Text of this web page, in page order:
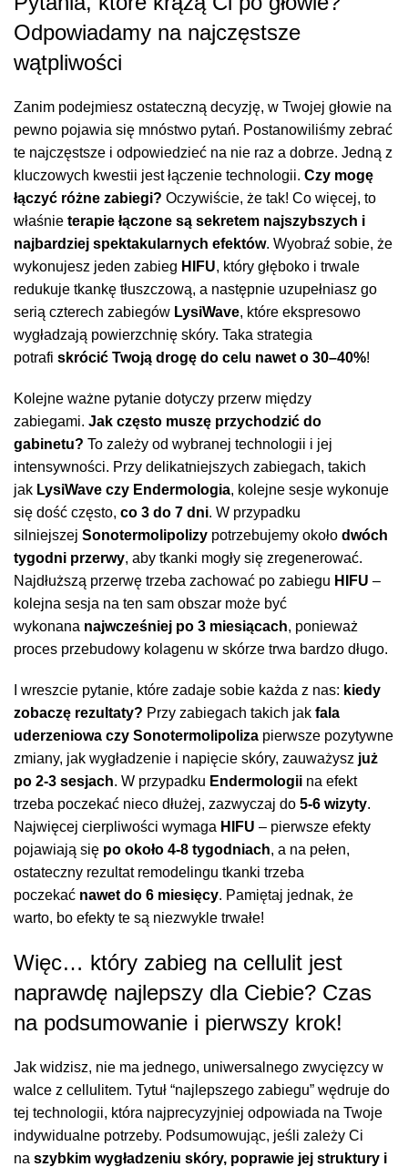
Odpowiadamy na najczęstsze
wątpliwości
Zanim podejmiesz ostateczną decyzję, w Twojej głowie na
pewno pojawia się mnóstwo pytań. Postanowiliśmy zebrać
te najczęstsze i odpowiedzieć na nie raz a dobrze. Jedną z
kluczowych kwestii jest łączenie technologii. Czy mogę
łączyć różne zabiegi? Oczywiście, że tak! Co więcej, to
właśnie terapie łączone są sekretem najszybszych i
najbardziej spektakularnych efektów. Wyobraź sobie, że
wykonujesz jeden zabieg HIFU, który głęboko i trwale
redukuje tkankę tłuszczową, a następnie uzupełniasz go
serią czterech zabiegów LysiWave, które ekspresowo
wygładzają powierzchnię skóry. Taka strategia
potrafi skrócić Twoją drogę do celu nawet o 30–40%!
Kolejne ważne pytanie dotyczy przerw między
zabiegami. Jak często muszę przychodzić do
gabinetu? To zależy od wybranej technologii i jej
intensywności. Przy delikatniejszych zabiegach, takich
jak LysiWave czy Endermologia, kolejne sesje wykonuje
się dość często, co 3 do 7 dni. W przypadku
silniejszej Sonotermolipolizy potrzebujemy około dwóch
tygodni przerwy, aby tkanki mogły się zregenerować.
Najdłuższą przerwę trzeba zachować po zabiegu HIFU –
kolejna sesja na ten sam obszar może być
wykonana najwcześniej po 3 miesiącach, ponieważ
proces przebudowy kolagenu w skórze trwa bardzo długo.
I wreszcie pytanie, które zadaje sobie każda z nas: kiedy
zobaczę rezultaty? Przy zabiegach takich jak fala
uderzeniowa czy Sonotermolipoliza pierwsze pozytywne
zmiany, jak wygładzenie i napięcie skóry, zauważysz już
po 2-3 sesjach. W przypadku Endermologii na efekt
trzeba poczekać nieco dłużej, zazwyczaj do 5-6 wizyty.
Najwięcej cierpliwości wymaga HIFU – pierwsze efekty
pojawiają się po około 4-8 tygodniach, a na pełen,
ostateczny rezultat remodelingu tkanki trzeba
poczekać nawet do 6 miesięcy. Pamiętaj jednak, że
warto, bo efekty te są niezwykle trwałe!
Więc… który zabieg na cellulit jest
naprawdę najlepszy dla Ciebie? Czas
na podsumowanie i pierwszy krok!
Jak widzisz, nie ma jednego, uniwersalnego zwycięzcy w
walce z cellulitem. Tytuł “najlepszego zabiegu” wędruje do
tej technologii, która najprecyzyjniej odpowiada na Twoje
indywidualne potrzeby. Podsumowując, jeśli zależy Ci
na szybkim wygładzeniu skóry, poprawie jej struktury i